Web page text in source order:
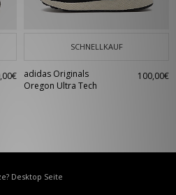
SCHNELLKAUF
adidas Originals
Oregon Ultra Tech
100,00€
Desktop Seite